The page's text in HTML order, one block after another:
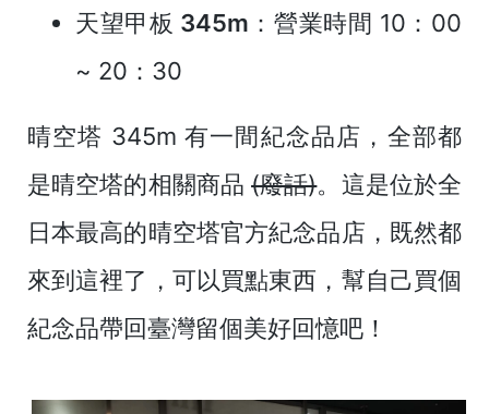
天望甲板 345m ：營業時間 10：00
~ 20：30
晴空塔 345m 有一間紀念品店，全部都
是晴空塔的相關商品(廢話)。這是位於全
日本最高的晴空塔官方紀念品店，既然都
來到這裡了，可以買點東西，幫自己買個
紀念品帶回臺灣留個美好回憶吧！